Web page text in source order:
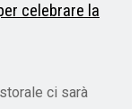
celebrare la
ci sarà